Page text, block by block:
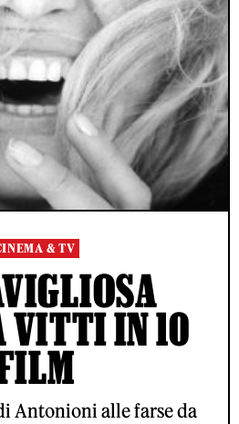
& TV
VITTI IN 10
Antonioni alle farse da